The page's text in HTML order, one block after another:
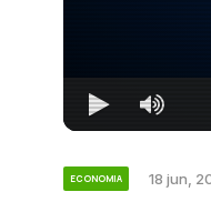
ECONOMIA 18 jun,